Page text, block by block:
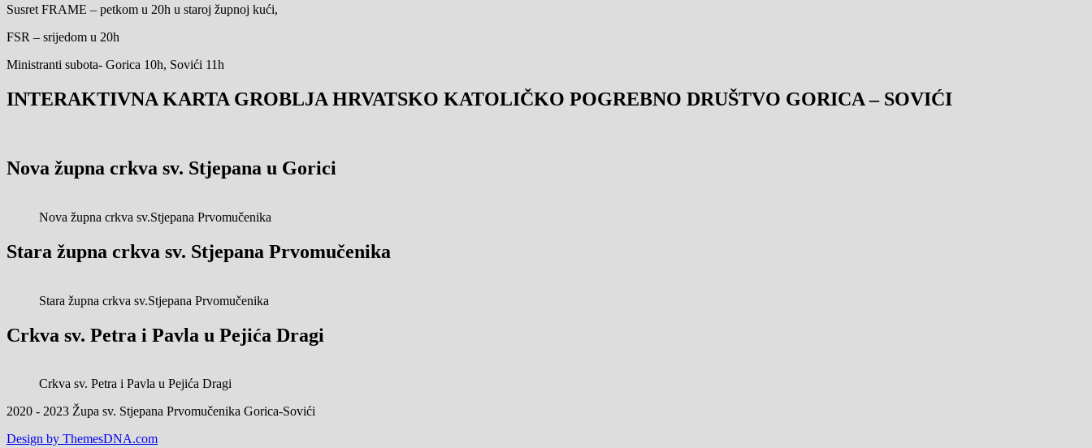
Susret FRAME – petkom u 20h u staroj župnoj kući,
FSR – srijedom u 20h
Ministranti subota- Gorica 10h, Sovići 11h
INTERAKTIVNA KARTA GROBLJA HRVATSKO KATOLIČKO POGREBNO DRUŠTVO GORICA – SOVIĆI
Nova župna crkva sv. Stjepana u Gorici
Nova župna crkva sv.Stjepana Prvomučenika
Stara župna crkva sv. Stjepana Prvomučenika
Stara župna crkva sv.Stjepana Prvomučenika
Crkva sv. Petra i Pavla u Pejića Dragi
Crkva sv. Petra i Pavla u Pejića Dragi
2020 - 2023 Župa sv. Stjepana Prvomučenika Gorica-Sovići
Design by ThemesDNA.com